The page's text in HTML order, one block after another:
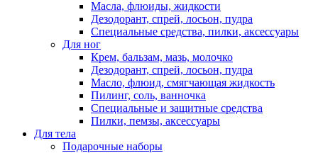
Масла, флюиды, жидкости
Дезодорант, спрей, лосьон, пудра
Специальные средства, пилки, аксессуары
Для ног
Крем, бальзам, мазь, молочко
Дезодорант, спрей, лосьон, пудра
Масло, флюид, смягчающая жидкость
Пилинг, соль, ванночка
Специальные и защитные средства
Пилки, пемзы, аксессуары
Для тела
Подарочные наборы